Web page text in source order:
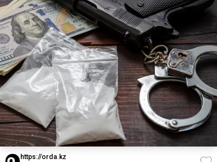
https://orda.kz